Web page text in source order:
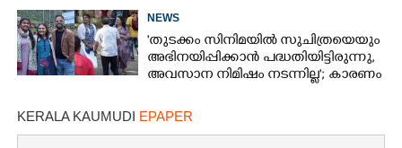
NEWS
'തുടക്കം സിനിമയിൽ സുചിത്രയെയും
അഭിനയിപ്പിക്കാൻ പദ്ധതിയിട്ടിരുന്നു,​
അവസാന നിമിഷം നടന്നില്ല'; കാരണം
KERALA KAUMUDI EPAPER